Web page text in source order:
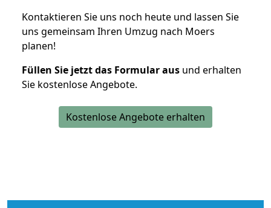
Kontaktieren Sie uns noch heute und lassen Sie
uns gemeinsam Ihren Umzug nach Moers
planen!
Füllen Sie jetzt das Formular aus und erhalten
Sie kostenlose Angebote.
Kostenlose Angebote erhalten